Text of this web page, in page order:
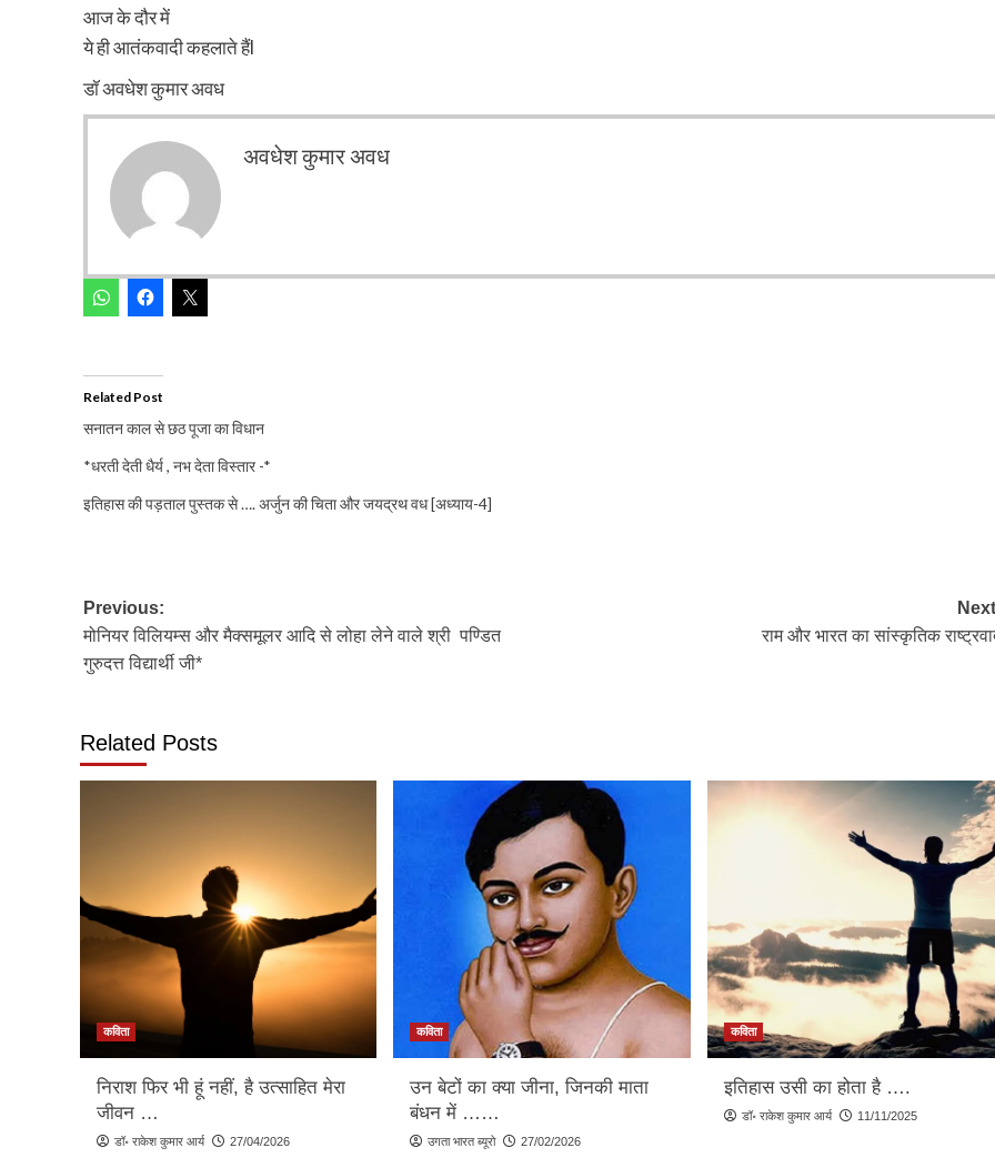
आज के दौर में
ये ही आतंकवादी कहलाते हैंl
डॉ अवधेश कुमार अवध
अवधेश कुमार अवध
Related Post
सनातन काल से छठ पूजा का विधान
*धरती देती धैर्य , नभ देता विस्तार -*
इतिहास की पड़ताल पुस्तक से …. अर्जुन की चिता और जयद्रथ वध [अध्याय-4]
Post
navigation
Previous:
मोनियर विलियम्स और मैक्समूलर आदि से लोहा लेने वाले श्री पण्डित
गुरुदत्त विद्यार्थी जी*
राम और भारत का सांस्कृतिक
Related Posts
कविता
निराश फिर भी हूं नहीं, है उत्साहित मेरा
जीवन …
डॉ॰ राकेश कुमार आर्य 27/04/2026
कविता
उन बेटों का क्या जीना, जिनकी माता
बंधन में ……
उगता भारत ब्यूरो 27/02/2026
कविता
इतिहास उसी का होता है ….
डॉ॰ राकेश कुमार आर्य 11/11/2025